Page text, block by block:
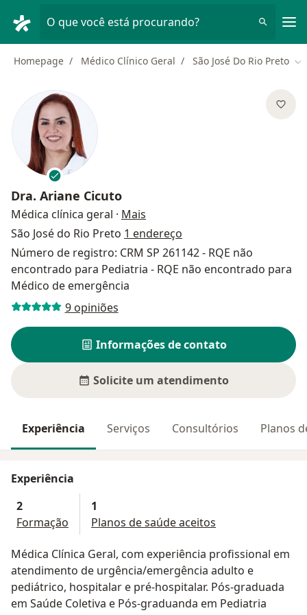
O que você está procurando?
Homepage Médico Clínico Geral São José Do Rio Preto
Dra. Ariane Cicuto
Médica clínica geral · Mais
São José do Rio Preto 1 endereço
Número de registro: CRM SP 261142 - RQE não
encontrado para Pediatria - RQE não encontrado para
Médico de emergência
9 opiniões
Informações de contato
Solicite um atendimento
Experiência Serviços Consultórios Planos
Experiência
2
Formação
1
Planos de saúde aceitos
Médica Clínica Geral, com experiência profissional em
atendimento de urgência/emergência adulto e
pediátrico, hospitalar e pré-hospitalar. Pós-graduada
em Saúde Coletiva e Pós-graduanda em Pediatria